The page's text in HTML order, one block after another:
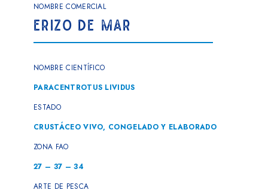
NOMBRE COMERCIAL
ERIZO DE MAR
NOMBRE CIENTÍFICO
PARACENTROTUS LIVIDUS
ESTADO
CRUSTÁCEO VIVO, CONGELADO Y ELABORADO
ZONA FAO
27 – 37 – 34
ARTE DE PESCA